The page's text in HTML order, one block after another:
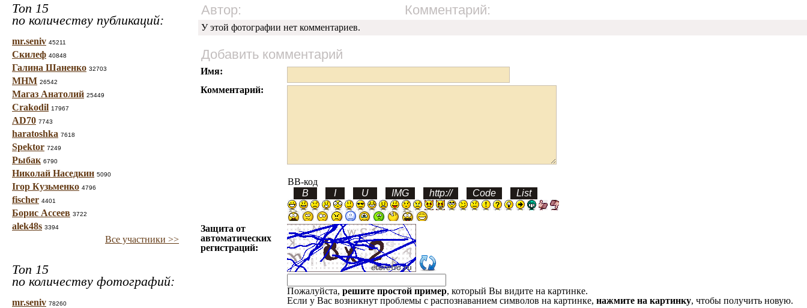
Топ 15
по количеству публикаций:
mr.seniv 45211
Скилеф 40848
Галина Шаненко 32703
МНМ 26542
Магаз Анатолий 25449
Crakodil 17967
AD70 7743
haratoshka 7618
Spektor 7249
Рыбак 6790
Николай Наседкин 5090
Ігор Кузьменко 4796
fischer 4401
Борис Ассеев 3722
alek48s 3394
Все участники >>
Топ 15
по количеству фотографий:
mr.seniv 78260
Автор: Комментарий:
У этой фотографии нет комментариев.
Добавить комментарий
Имя:
Комментарий:
BB-код
Защита от
автоматических
регистраций:
Пожалуйста, решите простой пример, который Вы видите на картинке.
Если у Вас возникнут проблемы с распознаванием символов на картинке, нажмите на картинку, чтобы получить новую.